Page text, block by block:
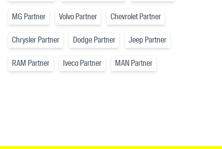
MG Partner Volvo Partner Chevrolet Partner
Chrysler Partner Dodge Partner Jeep Partner
RAM Partner Iveco Partner MAN Partner